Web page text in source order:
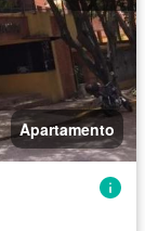
Apartamento